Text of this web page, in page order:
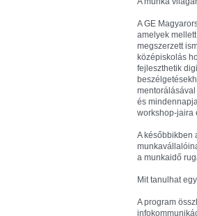
A GE
amelyek
megszerzett
középiskolás
fejleszthetik
és
workshop-jaira
A későbbikben
a munkaidő
Mit tanulhat
A program